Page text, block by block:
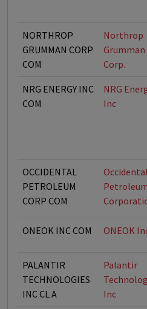
NORTHROP
GRUMMAN CORP
COM
Northrop
Grumman
Corp.
NRG ENERGY INC
COM
NRG
Inc
OCCIDENTAL
PETROLEUM
CORP COM
Occidental
ONEOK INC COM ONEOK
PALANTIR
TECHNOLOGIES
INC CL A
Palantir
Inc